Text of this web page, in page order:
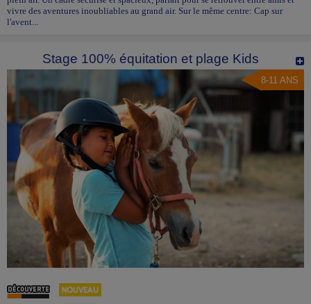
vivre des aventures inoubliables au grand air. Sur le même centre: Cap sur
l'avent...
Stage 100% équitation et plage Kids
8-11 ANS